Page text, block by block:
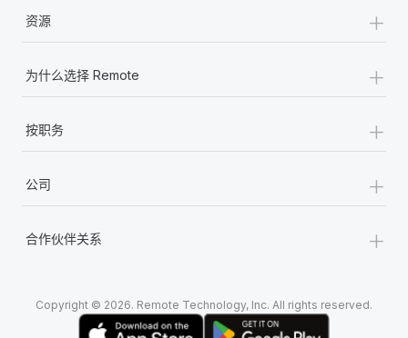
资源 +
为什么选择 Remote +
按职务 +
公司 +
合作伙伴关系 +
Copyright © 2026. Remote Technology, Inc. All rights reserved.